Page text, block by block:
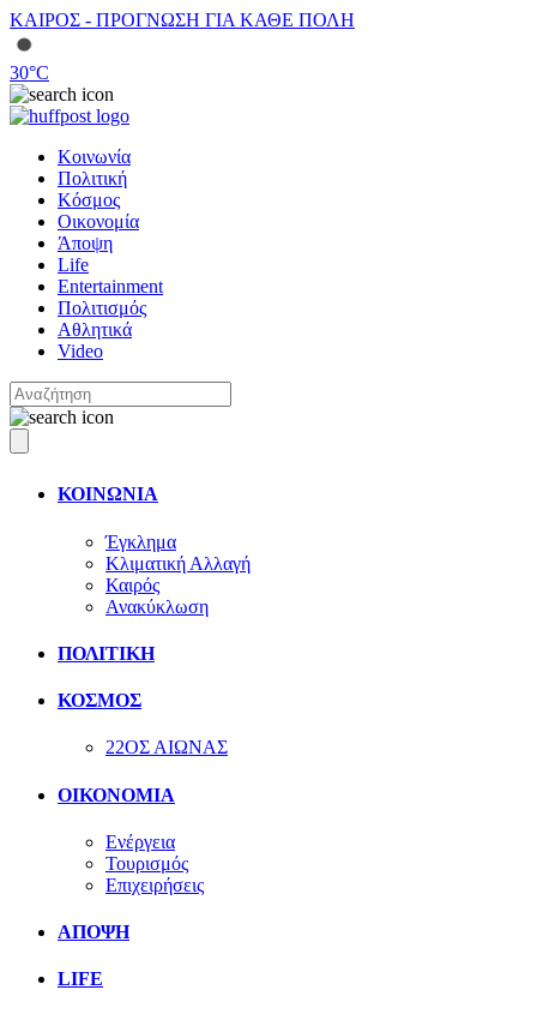
ΚΑΙΡΟΣ - ΠΡΟΓΝΩΣΗ ΓΙΑ ΚΑΘΕ ΠΟΛΗ
30°C
Κοινωνία
Πολιτική
Κόσμος
Οικονομία
Άποψη
Life
Entertainment
Πολιτισμός
Αθλητικά
Video
ΚΟΙΝΩΝΙΑ
Έγκλημα
Κλιματική Αλλαγή
Καιρός
Ανακύκλωση
ΠΟΛΙΤΙΚΗ
ΚΟΣΜΟΣ
22ΟΣ ΑΙΩΝΑΣ
ΟΙΚΟΝΟΜΙΑ
Ενέργεια
Τουρισμός
Επιχειρήσεις
ΑΠΟΨΗ
LIFE